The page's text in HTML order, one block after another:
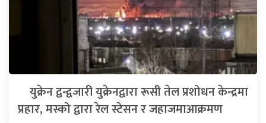
युक्रेन द्वन्द्वजारी युक्रेनद्वारा रूसी तेल प्रशोधन केन्द्रमा
प्रहार, मस्को द्वारा रेल स्टेसन र जहाजमाआक्रमण